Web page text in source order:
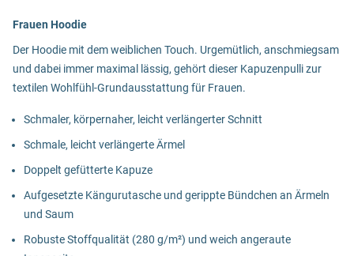
Frauen Hoodie
Der Hoodie mit dem weiblichen Touch. Urgemütlich, anschmiegsam
und dabei immer maximal lässig, gehört dieser Kapuzenpulli zur
textilen Wohlfühl-Grundausstattung für Frauen.
Schmaler, körpernaher, leicht verlängerter Schnitt
Schmale, leicht verlängerte Ärmel
Doppelt gefütterte Kapuze
Aufgesetzte Kängurutasche und gerippte Bündchen an Ärmeln
und Saum
Robuste Stoffqualität (280 g/m²) und weich angeraute